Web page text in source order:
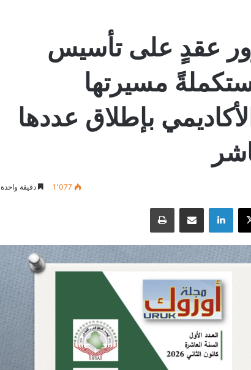
عقدٍ على تأسيس
مسيرتها
بإطلاق عددها
1٬077 دقيقة واحدة
لينكدإن